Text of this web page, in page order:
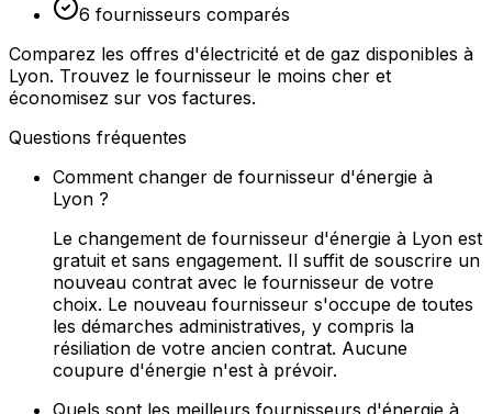
6 fournisseurs comparés
Comparez les offres d'électricité et de gaz disponibles à
Lyon. Trouvez le fournisseur le moins cher et
économisez sur vos factures.
Questions fréquentes
Comment changer de fournisseur d'énergie à
Lyon ?
Le changement de fournisseur d'énergie à Lyon est
gratuit et sans engagement. Il suffit de souscrire un
nouveau contrat avec le fournisseur de votre
choix. Le nouveau fournisseur s'occupe de toutes
les démarches administratives, y compris la
résiliation de votre ancien contrat. Aucune
coupure d'énergie n'est à prévoir.
Quels sont les meilleurs fournisseurs d'énergie à